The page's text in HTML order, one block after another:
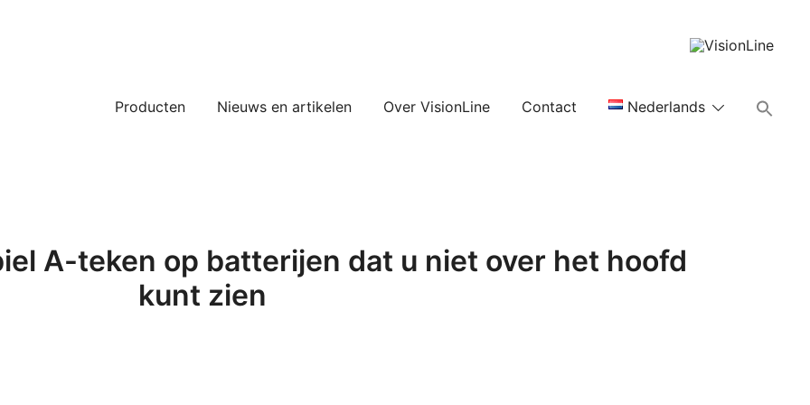
Producten Nieuws en artikelen Over VisionLine Contact Nederlands
A-teken op batterijen dat u niet over het hoofd
kunt zien